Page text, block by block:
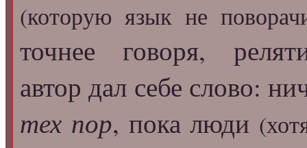
(которую язык не
точнее говоря,
автор дал себе слово:
тех пор, пока люди